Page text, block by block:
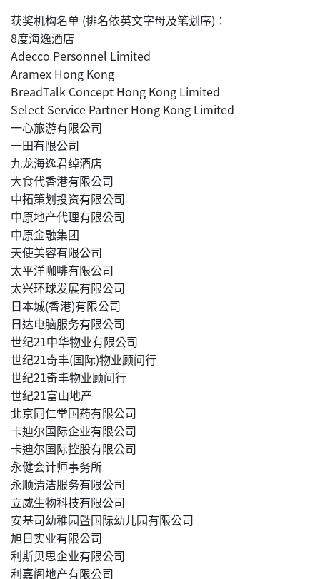
获奖机构名单 (排名依英文字母及笔划序)：
8度海逸酒店
Adecco Personnel Limited
Aramex Hong Kong
BreadTalk Concept Hong Kong Limited
Select Service Partner Hong Kong Limited
一心旅游有限公司
一田有限公司
九龙海逸君绰酒店
大食代香港有限公司
中拓策划投资有限公司
中原地产代理有限公司
中原金融集团
天使美容有限公司
太平洋咖啡有限公司
太兴环球发展有限公司
日本城(香港)有限公司
日达电脑服务有限公司
世纪21中华物业有限公司
世纪21奇丰(国际)物业顾问行
世纪21奇丰物业顾问行
世纪21富山地产
北京同仁堂国药有限公司
卡迪尔国际企业有限公司
卡迪尔国际控股有限公司
永健会计师事务所
永顺清洁服务有限公司
立威生物科技有限公司
安基司幼稚园暨国际幼儿园有限公司
旭日实业有限公司
利斯贝思企业有限公司
利嘉阁地产有限公司